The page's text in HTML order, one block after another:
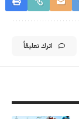
اترك تعليقاً